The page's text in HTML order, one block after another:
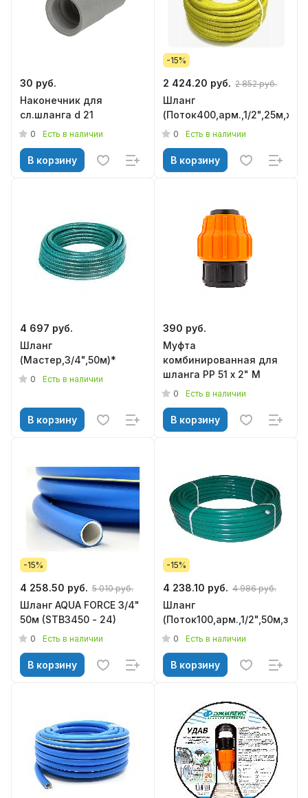
30 руб.
Наконечник для
сл.шланга d 21
0 Есть в наличии
В корзину
-15%
2 424.20 руб. 2 852 руб.
Шланг
(Поток400,арм.,1/
0 Есть в наличии
В корзину
4 697 руб.
Шланг
(Мастер,3/4",50м)*
0 Есть в наличии
В корзину
390 руб.
Муфта
комбинированная для
шланга РP 51 х 2" М
0 Есть в наличии
В корзину
-15%
4 258.50 руб. 5 010 руб.
Шланг AQUA FORCE 3/4"
50м (STB3450 - 24)
0 Есть в наличии
В корзину
-15%
4 238.10 руб. 4 986 руб.
Шланг
(Поток100,арм.,1/2",50м,зел)
0 Есть в наличии
В корзину